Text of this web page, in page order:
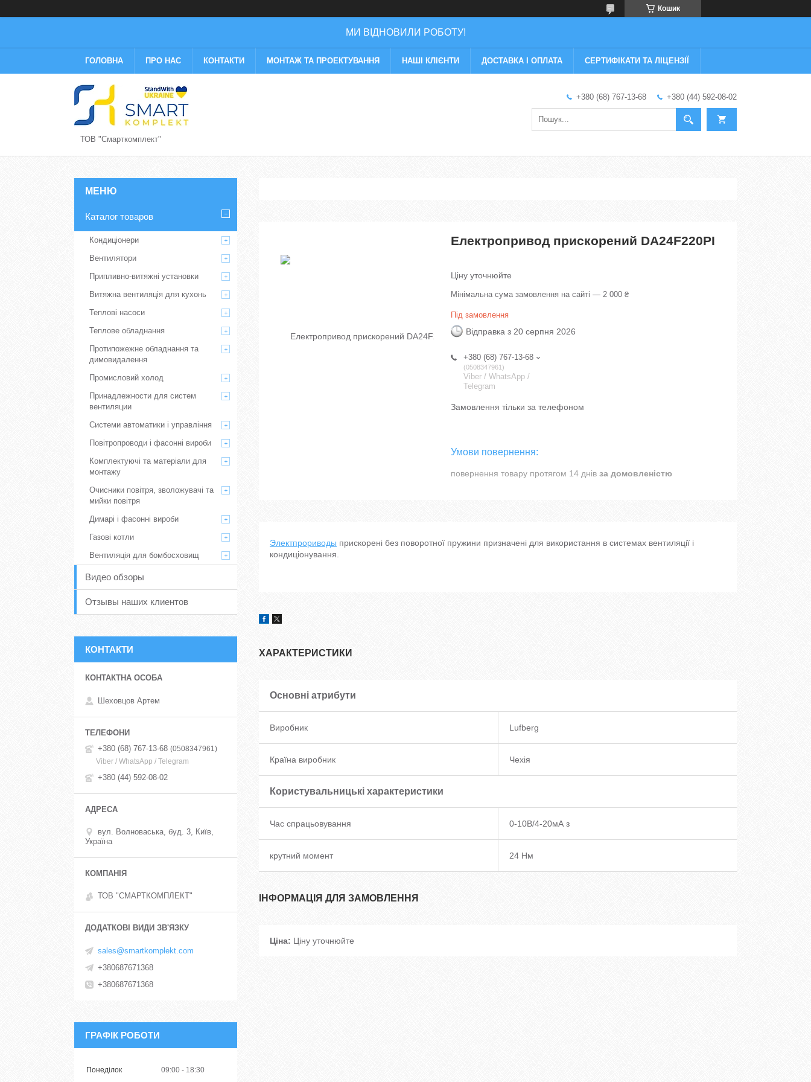
Кошик
МИ ВІДНОВИЛИ РОБОТУ!
ГОЛОВНА ПРО НАС КОНТАКТИ МОНТАЖ ТА ПРОЕКТУВАННЯ НАШІ КЛІЄНТИ ДОСТАВКА І ОПЛАТА СЕРТИФІКАТИ ТА ЛІЦЕНЗІЇ
ТОВ "Смарткомплект"
+380 (68) 767-13-68 +380 (44) 592-08-02
Електропривод прискорений DA24F220PI
Ціну уточнюйте
Мінімальна сума замовлення на сайті — 2 000 ₴
Під замовлення
Відправка з 20 серпня 2026
+380 (68) 767-13-68
0508347961
Viber / WhatsApp /
Telegram
Замовлення тільки за телефоном
повернення товару протягом 14 днів за домовленістю
Электпрориводы прискорені без поворотної пружини призначені для використання в системах вентиляції і
кондиціонування.
ХАРАКТЕРИСТИКИ
Основні атрибути
Виробник Lufberg
Країна виробник Чехія
Користувальницькі характеристики
Час спрацьовування 0-10В/4-20мА з
крутний момент 24 Нм
ІНФОРМАЦІЯ ДЛЯ ЗАМОВЛЕННЯ
Ціна: Ціну уточнюйте
Каталог товаров
Кондиціонери
Вентилятори
Припливно-витяжні установки
Витяжна вентиляція для кухонь
Теплові насоси
Теплове обладнання
Протипожежне обладнання та
димовидалення
Промисловий холод
Принадлежности для систем
вентиляции
Системи автоматики і управління
Повітропроводи і фасонні вироби
Комплектуючі та матеріали для
монтажу
Очисники повітря, зволожувачі та
мийки повітря
Димарі і фасонні вироби
Газові котли
Вентиляція для бомбосховищ
Видео обзоры
Отзывы наших клиентов
КОНТАКТИ
Шеховцов Артем
+380 (68) 767-13-68 0508347961
Viber / WhatsApp / Telegram
+380 (44) 592-08-02
вул. Волноваська, буд. 3, Київ,
Україна
ТОВ "СМАРТКОМПЛЕКТ"
sales@smartkomplekt.com
+380687671368
+380687671368
ГРАФІК РОБОТИ
Понеділок 09:00 18:30